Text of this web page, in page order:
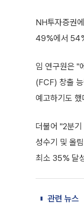
NH투자증권
49%에서
임 연구원은 "
(FCF) 창출
예고하기도
더불어 "2분
성수기 및 올
최소 35% 달
관련 뉴스